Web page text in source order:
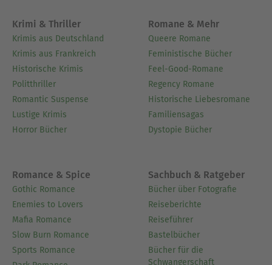
Krimi & Thriller
Krimis aus Deutschland
Krimis aus Frankreich
Historische Krimis
Politthriller
Romantic Suspense
Lustige Krimis
Horror Bücher
Romane & Mehr
Queere Romane
Feministische Bücher
Feel-Good-Romane
Regency Romane
Historische Liebesromane
Familiensagas
Dystopie Bücher
Romance & Spice
Gothic Romance
Enemies to Lovers
Mafia Romance
Slow Burn Romance
Sports Romance
Sachbuch & Ratgeber
Bücher über Fotografie
Reiseberichte
Reiseführer
Bastelbücher
Bücher für die
Schwangerschaft